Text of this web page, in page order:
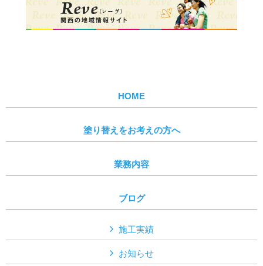
HOME
塗り替えをお考えの方へ
業務内容
ブログ
施工実績
お知らせ